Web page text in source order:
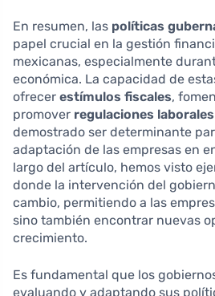
En resumen, las políticas
papel crucial en la gestión
mexicanas, especialmente
económica. La capacidad de
ofrecer estímulos fiscales,
promover regulaciones laborales
demostrado ser determinante
adaptación de las empresas en
largo del artículo, hemos visto
donde la intervención del
cambio, permitiendo a las
sino también encontrar nuevas
crecimiento.
Es fundamental que los
evaluando y adaptando sus